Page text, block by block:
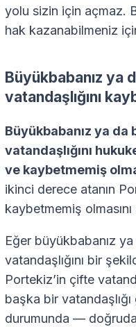
yolu sizin için açmaz.
hak kazanabilmeniz
Büyükbabanız ya
vatandaşlığını
Büyükbabanız ya da
vatandaşlığını
ve kaybetmemiş
ikinci derece atanın
kaybetmemiş
Eğer büyükbabanız
vatandaşlığını bir
Portekiz’in çifte
başka bir
durumunda —